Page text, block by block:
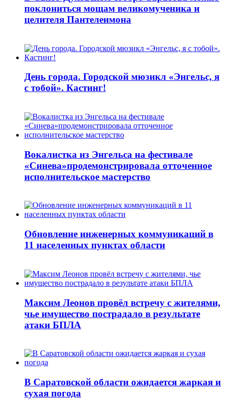
поклониться мощам великомученика и
целителя Пантелеимона
День города. Городской мюзикл «Энгельс, я
с тобой». Кастинг!
Вокалистка из Энгельса на фестивале
«Синева»продемонстрировала отточенное
исполнительское мастерство
Обновление инженерных коммуникаций в
11 населенных пунктах области
Максим Леонов провёл встречу с жителями,
чье имущество пострадало в результате
атаки БПЛА
В Саратовской области ожидается жаркая и
сухая погода